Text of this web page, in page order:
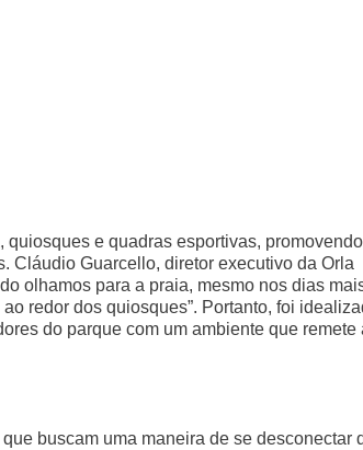
e quadras esportivas, promovendo
Cláudio Guarcello, diretor executivo da Orla
olhamos para a praia, mesmo nos dias
redor dos quiosques”. Portanto, foi
do parque com um ambiente que remete
buscam uma maneira de se desconectar